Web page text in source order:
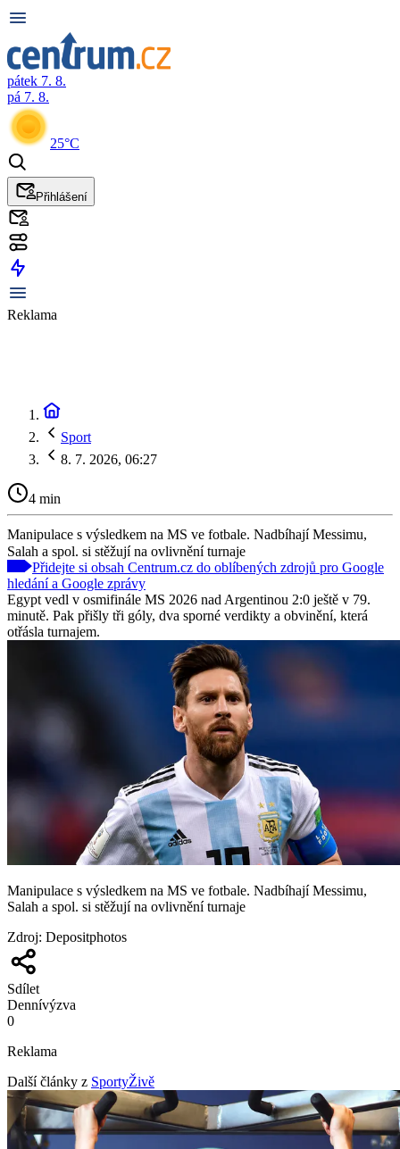
pátek 7. 8.
pá 7. 8.
25°C
Přihlášení
Reklama
Sport
8. 7. 2026, 06:27
4 min
Manipulace s výsledkem na MS ve fotbale. Nadbíhají Messimu,
Salah a spol. si stěžují na ovlivnění turnaje
Přidejte si obsah Centrum.cz do oblíbených zdrojů pro Google
hledání a Google zprávy
Egypt vedl v osmifinále MS 2026 nad Argentinou 2:0 ještě v 79.
minutě. Pak přišly tři góly, dva sporné verdikty a obvinění, která
otřásla turnajem.
Manipulace s výsledkem na MS ve fotbale. Nadbíhají Messimu,
Salah a spol. si stěžují na ovlivnění turnaje
Zdroj: Depositphotos
Sdílet
Dennívýzva
0
Reklama
Další články z SportyŽivě